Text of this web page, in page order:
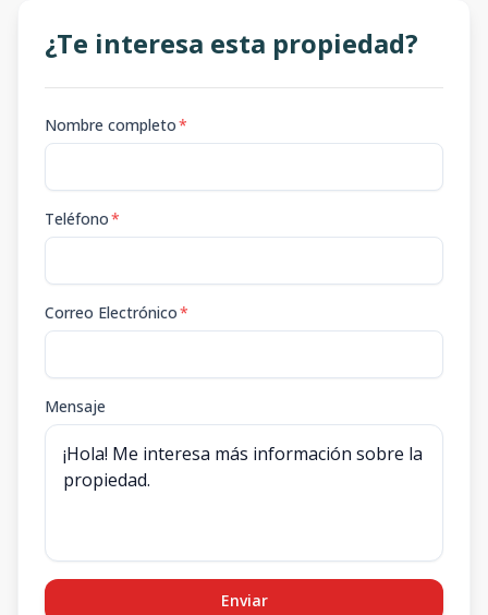
¿Te interesa esta propiedad?
Nombre completo*
Teléfono*
Correo Electrónico*
Mensaje
Enviar